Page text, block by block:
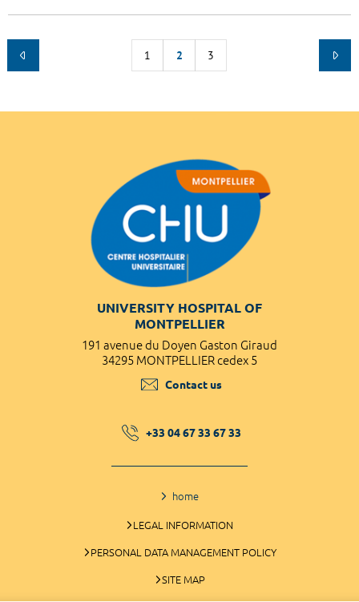
1 2 3
UNIVERSITY HOSPITAL OF
MONTPELLIER
191 avenue du Doyen Gaston Giraud
34295 MONTPELLIER cedex 5
Contact us
+33 04 67 33 67 33
home
LEGAL INFORMATION
PERSONAL DATA MANAGEMENT POLICY
SITE MAP